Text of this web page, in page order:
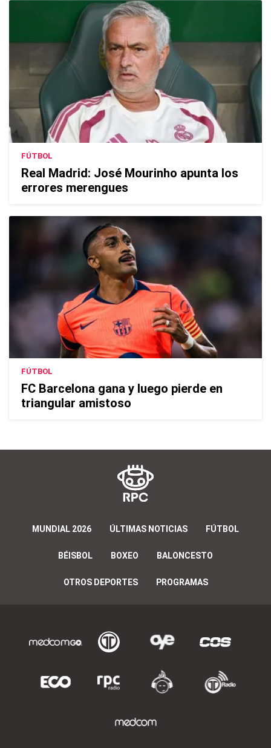
FÚTBOL
Real Madrid: José Mourinho apunta los
errores merengues
FÚTBOL
FC Barcelona gana y luego pierde en
triangular amistoso
MUNDIAL 2026 ÚLTIMAS NOTICIAS FÚTBOL
BÉISBOL BOXEO BALONCESTO
OTROS DEPORTES PROGRAMAS